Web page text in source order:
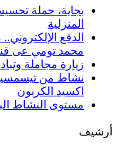
بجاية، حملة
المنزلية
الدفع
محمد تومي عى
زيارة مجاملة
نشاط من
اكسيد الكربون
مستوى النشاط
أرشيف